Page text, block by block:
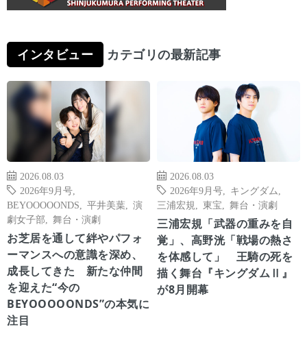
インタビュー カテゴリの最新記事
2026.08.03
2026年9月号
BEYOOOOONDS
平井美葉
演
劇女子部
舞台・演劇
お芝居を通して絆やパフォ
ーマンスへの意識を深め、
成長してきた 新たな仲間
を迎えた“今の
BEYOOOOONDS”の本気に
注目
2026.08.03
2026年9月号
キングダム
三浦宏規
東宝 舞台・演劇
三浦宏規「武器の重みを自
覚」、高野洸「戦場の熱さ
を体感して」 王騎の死を
描く舞台『キングダムⅡ』
が8月開幕